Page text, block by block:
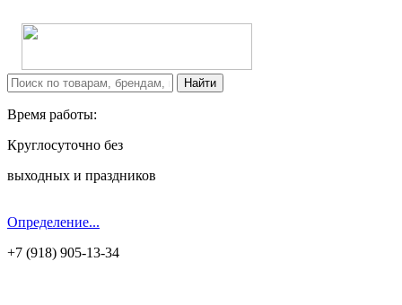
Время работы:
Круглосуточно без
выходных и праздников
Определение...
+7 (918) 905-13-34